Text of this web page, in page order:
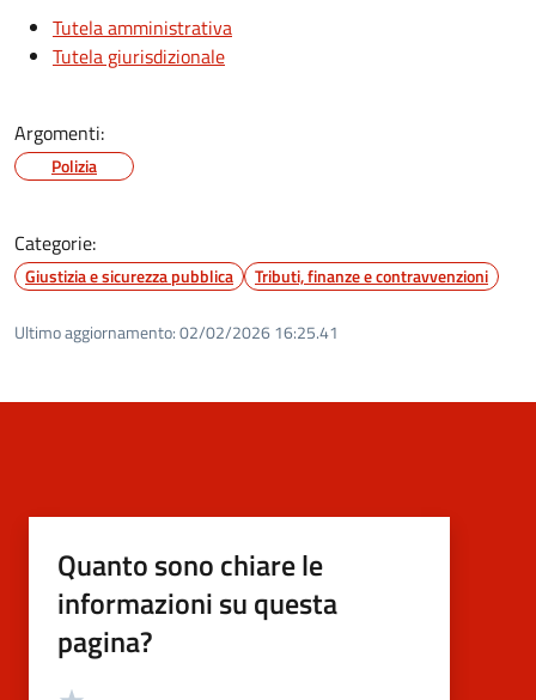
Tutela amministrativa
Tutela giurisdizionale
Argomenti:
Polizia
Categorie:
Giustizia e sicurezza pubblica Tributi, finanze e contravvenzioni
Ultimo aggiornamento:02/02/2026 16:25.41
Quanto sono chiare le
informazioni su questa
pagina?
Valutazione